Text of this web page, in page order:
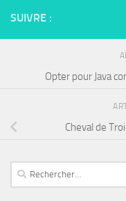
SUIVRE :
Opter pour Java
Cheval de
Rechercher :